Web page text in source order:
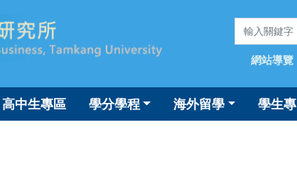
網站導覽
高中生專區 學分學程 海外留學 學生